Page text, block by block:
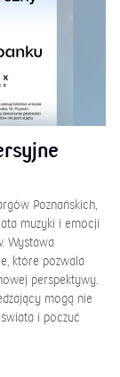
Poznańskich,
muzyki i emocji
Wystawa
które pozwala
perspektywy.
mogą nie
i poczuć